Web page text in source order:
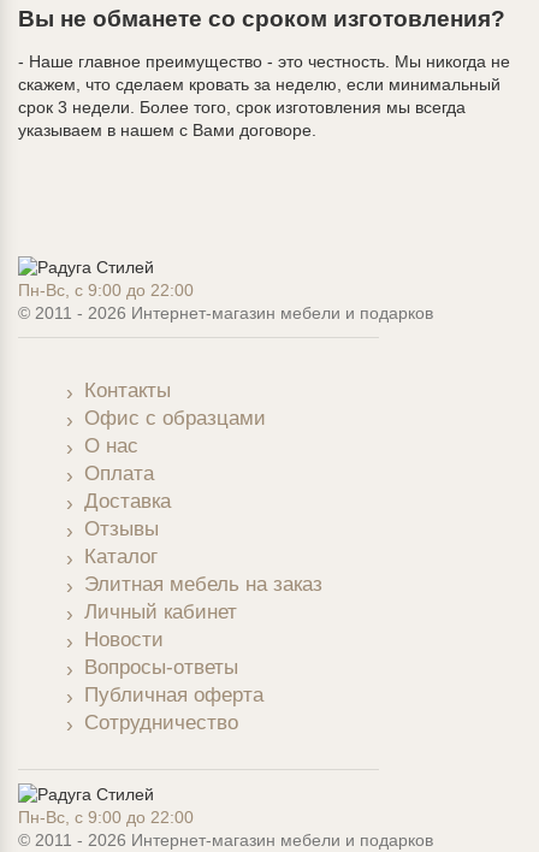
Вы не обманете со сроком изготовления?
- Наше главное преимущество - это честность. Мы никогда не
скажем, что сделаем кровать за неделю, если минимальный
срок 3 недели. Более того, срок изготовления мы всегда
указываем в нашем с Вами договоре.
Пн-Вс, с 9:00 до 22:00
© 2011 - 2026 Интернет-магазин мебели и подарков
Контакты
Офис с образцами
О нас
Оплата
Доставка
Отзывы
Каталог
Элитная мебель на заказ
Личный кабинет
Новости
Вопросы-ответы
Публичная оферта
Сотрудничество
Пн-Вс, с 9:00 до 22:00
© 2011 - 2026 Интернет-магазин мебели и подарков